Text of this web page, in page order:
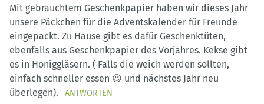
Mit gebrauchtem Geschenkpapier haben wir dieses Jahr
unsere Päckchen für die Adventskalender für Freunde
eingepackt. Zu Hause gibt es dafür Geschenktüten,
ebenfalls aus Geschenkpapier des Vorjahres. Kekse gibt
es in Honiggläsern. ( Falls die weich werden sollten,
einfach schneller essen 😉 und nächstes Jahr neu
überlegen).
ANTWORTEN